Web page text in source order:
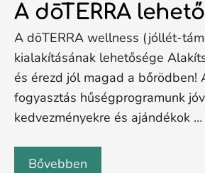
A dōTERRA
A dōTERRA wellness (jóllét-
kialakításának lehetősége
és érezd jól magad a bőrödben!
fogyasztás hűségprogramunk
kedvezményekre és ajándékok …
Bővebben